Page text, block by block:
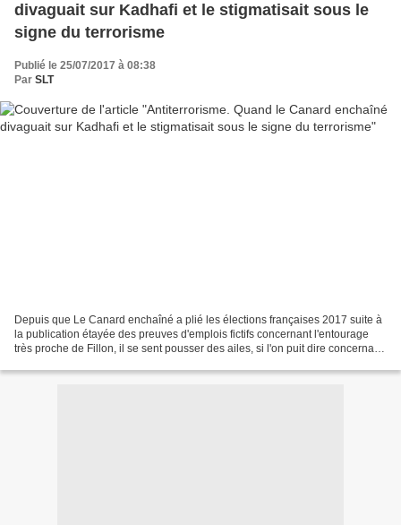
divaguait sur Kadhafi et le stigmatisait sous le
signe du terrorisme
Publié le 25/07/2017 à 08:38
Par SLT
Depuis que Le Canard enchaîné a plié les élections françaises 2017 suite à
la publication étayée des preuves d'emplois fictifs concernant l'entourage
très proche de Fillon, il se sent pousser des ailes, si l'on puit dire concernant